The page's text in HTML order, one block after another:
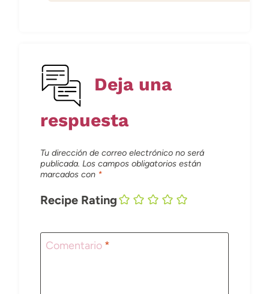
Deja una
respuesta
Tu dirección de correo electrónico no será
publicada. Los campos obligatorios están
marcados con *
Recipe Rating
Comentario *